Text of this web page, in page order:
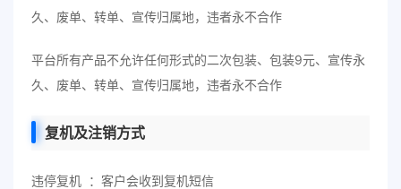
久、废单、转单、宣传归属地，违者永不合作
平台所有产品不允许任何形式的二次包装、包装9元、宣传永
久、废单、转单、宣传归属地，违者永不合作
复机及注销方式
违停复机 ：客户会收到复机短信